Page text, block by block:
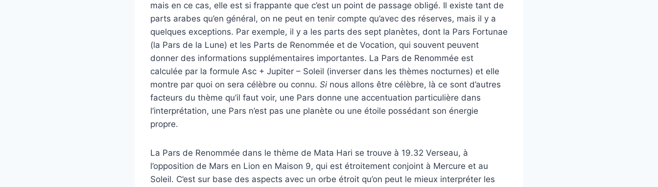
mais en ce cas, elle est si frappante que c’est un point de passage obligé. Il existe tant de
parts arabes qu’en général, on ne peut en tenir compte qu’avec des réserves, mais il y a
quelques exceptions. Par exemple, il y a les parts des sept planètes, dont la Pars Fortunae
(la Pars de la Lune) et les Parts de Renommée et de Vocation, qui souvent peuvent
donner des informations supplémentaires importantes. La Pars de Renommée est
calculée par la formule Asc + Jupiter – Soleil (inverser dans les thèmes nocturnes) et elle
montre par quoi on sera célèbre ou connu. Si nous allons être célèbre, là ce sont d’autres
facteurs du thème qu’il faut voir, une Pars donne une accentuation particulière dans
l’interprétation, une Pars n’est pas une planète ou une étoile possédant son énergie
propre.
La Pars de Renommée dans le thème de Mata Hari se trouve à 19.32 Verseau, à
l’opposition de Mars en Lion en Maison 9, qui est étroitement conjoint à Mercure et au
Soleil. C’est sur base des aspects avec un orbe étroit qu’on peut le mieux interpréter les